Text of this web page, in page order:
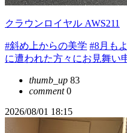
クラウンロイヤル AWS211
#斜め上からの美学 #8月も
に遭われた方々にお見舞い
thumb_up 83
comment0
2026/08/01 18:15